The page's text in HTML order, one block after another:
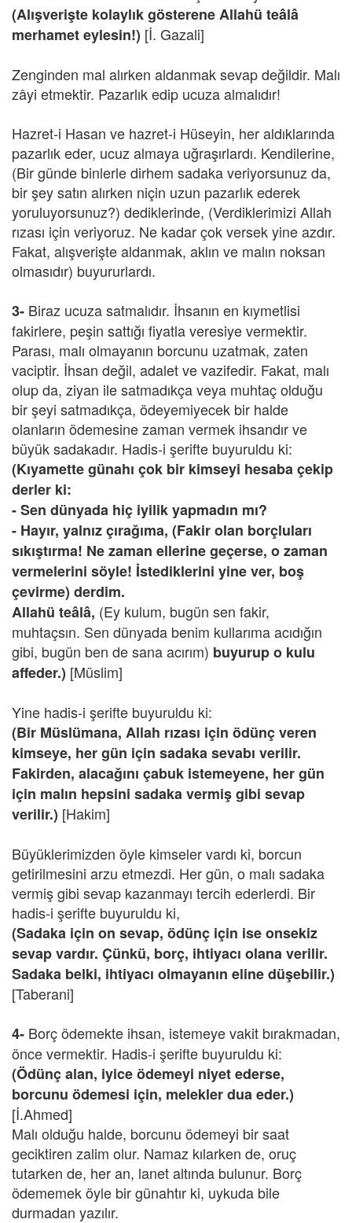
(Alışverişte kolaylık gösterene Allahü teâlâ
merhamet eylesin!) [İ. Gazali]
Zenginden mal alırken aldanmak sevap değildir. Malı
zâyi etmektir. Pazarlık edip ucuza almalıdır!
Hazret-i Hasan ve hazret-i Hüseyin, her aldıklarında
pazarlık eder, ucuz almaya uğraşırlardı. Kendilerine,
(Bir günde binlerle dirhem sadaka veriyorsunuz da,
bir şey satın alırken niçin uzun pazarlık ederek
yoruluyorsunuz?) dediklerinde, (Verdiklerimizi Allah
rızası için veriyoruz. Ne kadar çok versek yine azdır.
Fakat, alışverişte aldanmak, aklın ve malın noksan
olmasıdır) buyururlardı.
3- Biraz ucuza satmalıdır. İhsanın en kıymetlisi
fakirlere, peşin sattığı fiyatla veresiye vermektir.
Parası, malı olmayanın borcunu uzatmak, zaten
vaciptir. İhsan değil, adalet ve vazifedir. Fakat, malı
olup da, ziyan ile satmadıkça veya muhtaç olduğu
bir şeyi satmadıkça, ödeyemiyecek bir halde
olanların ödemesine zaman vermek ihsandır ve
büyük sadakadır. Hadis-i şerifte buyuruldu ki:
(Kıyamette günahı çok bir kimseyi hesaba çekip
derler ki:
- Sen dünyada hiç iyilik yapmadın mı?
- Hayır, yalnız çırağıma, (Fakir olan borçluları
sıkıştırma! Ne zaman ellerine geçerse, o zaman
vermelerini söyle! İstediklerini yine ver, boş
çevirme) derdim.
Allahü teâlâ, (Ey kulum, bugün sen fakir,
muhtaçsın. Sen dünyada benim kullarıma acıdığın
gibi, bugün ben de sana acırım) buyurup o kulu
affeder.) [Müslim]
Yine hadis-i şerifte buyuruldu ki:
(Bir Müslümana, Allah rızası için ödünç veren
kimseye, her gün için sadaka sevabı verilir.
Fakirden, alacağını çabuk istemeyene, her gün
için malın hepsini sadaka vermiş gibi sevap
verilir.) [Hakim]
Büyüklerimizden öyle kimseler vardı ki, borcun
getirilmesini arzu etmezdi. Her gün, o malı sadaka
vermiş gibi sevap kazanmayı tercih ederlerdi. Bir
hadis-i şerifte buyuruldu ki,
(Sadaka için on sevap, ödünç için ise onsekiz
sevap vardır. Çünkü, borç, ihtiyacı olana verilir.
Sadaka belki, ihtiyacı olmayanın eline düşebilir.)
[Taberani]
4- Borç ödemekte ihsan, istemeye vakit bırakmadan,
önce vermektir. Hadis-i şerifte buyuruldu ki:
(Ödünç alan, iyice ödemeyi niyet ederse,
borcunu ödemesi için, melekler dua eder.)
[İ.Ahmed]
Malı olduğu halde, borcunu ödemeyi bir saat
geciktiren zalim olur. Namaz kılarken de, oruç
tutarken de, her an, lanet altında bulunur. Borç
ödememek öyle bir günahtır ki, uykuda bile
durmadan yazılır.